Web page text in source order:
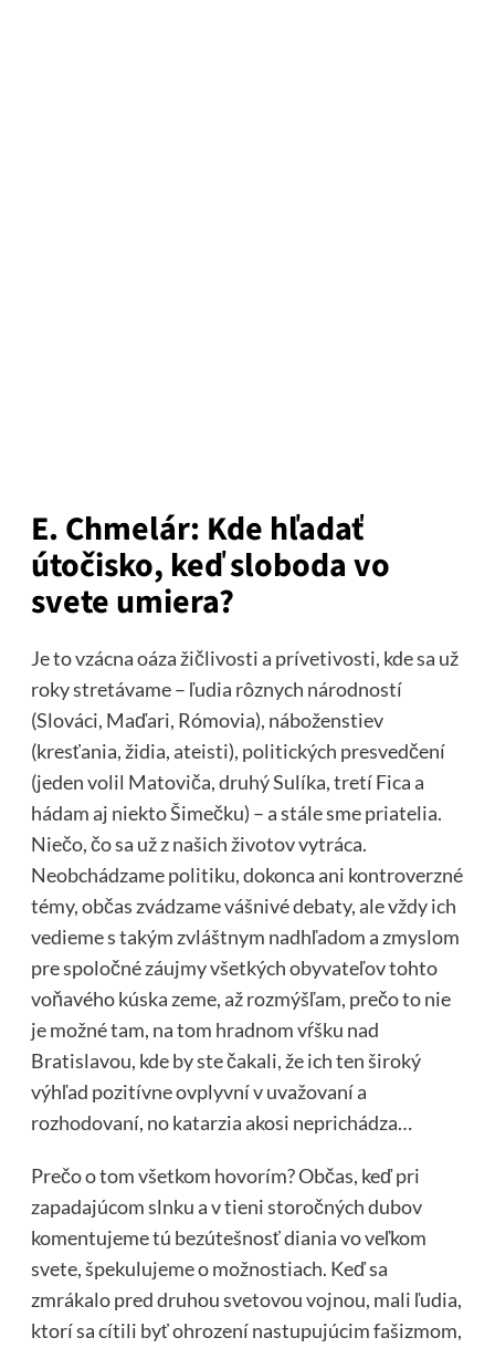
E. Chmelár: Kde hľadať
útočisko, keď sloboda vo
svete umiera?
Je to vzácna oáza žičlivosti a prívetivosti, kde sa už
roky stretávame – ľudia rôznych národností
(Slováci, Maďari, Rómovia), náboženstiev
(kresťania, židia, ateisti), politických presvedčení
(jeden volil Matoviča, druhý Sulíka, tretí Fica a
hádam aj niekto Šimečku) – a stále sme priatelia.
Niečo, čo sa už z našich životov vytráca.
Neobchádzame politiku, dokonca ani kontroverzné
témy, občas zvádzame vášnivé debaty, ale vždy ich
vedieme s takým zvláštnym nadhľadom a zmyslom
pre spoločné záujmy všetkých obyvateľov tohto
voňavého kúska zeme, až rozmýšľam, prečo to nie
je možné tam, na tom hradnom vŕšku nad
Bratislavou, kde by ste čakali, že ich ten široký
výhľad pozitívne ovplyvní v uvažovaní a
rozhodovaní, no katarzia akosi neprichádza…
Prečo o tom všetkom hovorím? Občas, keď pri
zapadajúcom slnku a v tieni storočných dubov
komentujeme tú bezútešnosť diania vo veľkom
svete, špekulujeme o možnostiach. Keď sa
zmrákalo pred druhou svetovou vojnou, mali ľudia,
ktorí sa cítili byť ohrození nastupujúcim fašizmom,